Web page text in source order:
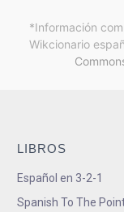
*Información
Wikcionario
LIBROS
Español en 3-2-1
Spanish To The